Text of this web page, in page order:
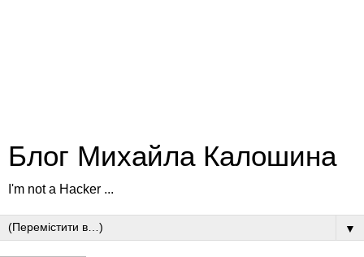
Блог Михайла Калошина
I'm not a Hacker ...
▼